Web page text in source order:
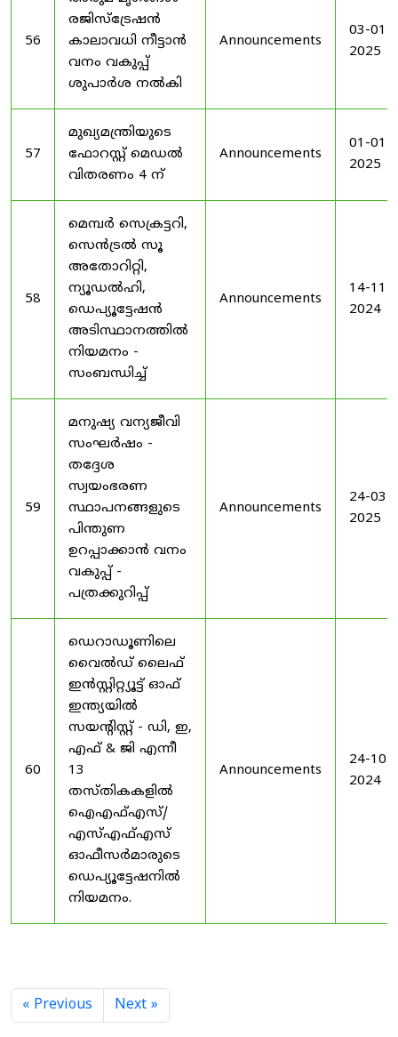
56
രജിസ്‌ട്രേഷൻ
കാലാവധി നീട്ടാൻ
വനം വകുപ്പ്
ശുപാർശ നൽകി
Announcements
03-01-
2025
57
മുഖ്യമന്ത്രിയുടെ
ഫോറസ്റ്റ് മെഡൽ
വിതരണം 4 ന്
Announcements
01-01-
2025
58
മെമ്പർ സെക്രട്ടറി,
സെൻട്രൽ സൂ
അതോറിറ്റി,
ന്യൂഡൽഹി,
ഡെപ്യൂട്ടേഷൻ
അടിസ്ഥാനത്തിൽ
നിയമനം -
സംബന്ധിച്ച്
Announcements
14-11-
2024
59
മനുഷ്യ വന്യജീവി
സംഘർഷം -
തദ്ദേശ
സ്വയംഭരണ
സ്ഥാപനങ്ങളുടെ
പിന്തുണ
ഉറപ്പാക്കാൻ വനം
വകുപ്പ് -
പത്രക്കുറിപ്പ്
Announcements
24-03-
2025
60
ഡെറാഡൂണിലെ
വൈൽഡ് ലൈഫ്
ഇൻസ്റ്റിറ്റ്യൂട്ട് ഓഫ്
ഇന്ത്യയിൽ
സയൻ്റിസ്റ്റ് - ഡി, ഇ,
എഫ് & ജി എന്നീ
13
തസ്തികകളിൽ
ഐഎഫ്എസ്/
എസ്എഫ്എസ്
ഓഫീസർമാരുടെ
ഡെപ്യൂട്ടേഷനിൽ
നിയമനം.
Announcements
24-10-
2024
« Previous Next »